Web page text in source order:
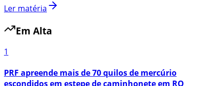
Ler matéria
Em Alta
1
PRF apreende mais de 70 quilos de mercúrio
escondidos em estepe de caminhonete em RO